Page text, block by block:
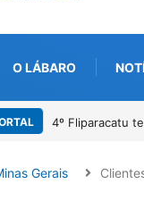
O LÁBARO
até o dia 14 de agosto
Gerais